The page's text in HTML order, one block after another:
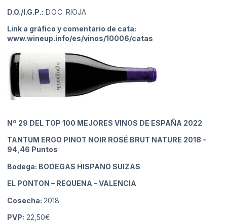
D.O./I.G.P.: D.O.C. RIOJA
Link a gráfico y comentario de cata:
www.wineup.info/es/vinos/10006/catas
Nº 29 DEL TOP 100 MEJORES VINOS DE ESPAÑA 2022
TANTUM ERGO PINOT NOIR ROSÉ BRUT NATURE 2018 –
94,46 Puntos
Bodega: BODEGAS HISPANO SUIZAS
EL PONTON – REQUENA – VALENCIA
Cosecha: 2018
PVP: 22,50€